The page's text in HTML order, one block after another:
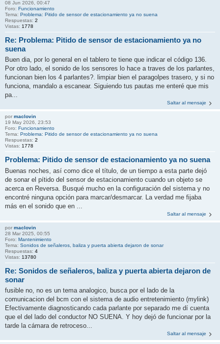
08 Jun 2026, 00:47
Foro: Funcionamiento
Tema: Problema: Pitido de sensor de estacionamiento ya no suena
Respuestas: 2
Vistas: 1778
Re: Problema: Pitido de sensor de estacionamiento ya no
suena
Buen dia, por lo general en el tablero te tiene que indicar el código 136.
Por otro lado, el sonido de los sensores lo hace a traves de los parlantes,
funcionan bien los 4 parlantes?. limpiar bien el paragolpes trasero, y si no
funciona, mandalo a escanear. Siguiendo tus pautas me enteré que mis
pa...
Saltar al mensaje
por maclovin
19 May 2026, 23:53
Foro: Funcionamiento
Tema: Problema: Pitido de sensor de estacionamiento ya no suena
Respuestas: 2
Vistas: 1778
Problema: Pitido de sensor de estacionamiento ya no suena
Buenas noches, así como dice el título, de un tiempo a esta parte dejó
de sonar el pítido del sensor de estacionamiento cuando un objeto se
acerca en Reversa. Busqué mucho en la configuración del sistema y no
encontré ninguna opción para marcar/desmarcar. La verdad me fijaba
más en el sonido que en ...
Saltar al mensaje
por maclovin
28 Mar 2025, 00:55
Foro: Mantenimiento
Tema: Sonidos de señaleros, baliza y puerta abierta dejaron de sonar
Respuestas: 4
Vistas: 13780
Re: Sonidos de señaleros, baliza y puerta abierta dejaron de
sonar
fusible no, no es un tema analogico, busca por el lado de la
comunicacion del bcm con el sistema de audio entretenimiento (mylink)
Efectivamente diagnosticando cada parlante por separado me dí cuenta
que el del lado del conductor NO SUENA. Y hoy dejó de funcionar por la
tarde la cámara de retroceso...
Saltar al mensaje